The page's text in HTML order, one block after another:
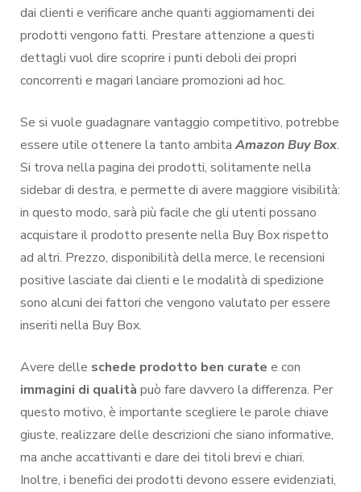
dai clienti e verificare anche quanti aggiornamenti dei
prodotti vengono fatti. Prestare attenzione a questi
dettagli vuol dire scoprire i punti deboli dei propri
concorrenti e magari lanciare promozioni ad hoc.
Se si vuole guadagnare vantaggio competitivo, potrebbe
essere utile ottenere la tanto ambitaAmazon Buy Box.
Si trova nella pagina dei prodotti, solitamente nella
sidebar di destra, e permette di avere maggiore visibilità:
in questo modo, sarà più facile che gli utenti possano
acquistare il prodotto presente nella Buy Box rispetto
ad altri. Prezzo, disponibilità della merce, le recensioni
positive lasciate dai clienti e le modalità di spedizione
sono alcuni dei fattori che vengono valutato per essere
inseriti nella Buy Box.
Avere delle schede prodotto ben curate e con
immagini di qualità può fare davvero la differenza. Per
questo motivo, è importante scegliere le parole chiave
giuste, realizzare delle descrizioni che siano informative,
ma anche accattivanti e dare dei titoli brevi e chiari.
Inoltre, i benefici dei prodotti devono essere evidenziati,